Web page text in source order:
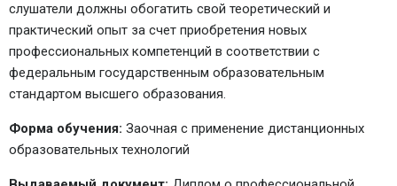
слушатели должны обогатить свой теоретический и
практический опыт за счет приобретения новых
профессиональных компетенций в соответствии с
федеральным государственным образовательным
стандартом высшего образования.
Форма обучения: Заочная с применение дистанционных
образовательных технологий